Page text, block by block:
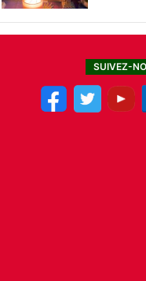
SUIVEZ-